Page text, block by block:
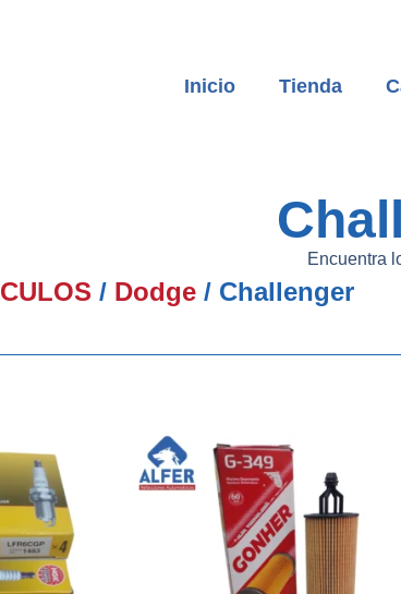
Inicio Tienda
Encuentra
/ Dodge/ Challenger